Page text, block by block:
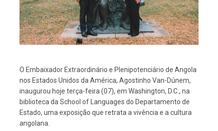
O Embaixador Extraordinário e Plenipotenciário de Angola
nos Estados Unidos da América, Agostinho Van-Dúnem,
inaugurou hoje terça-feira (07), em Washington, D.C., na
biblioteca da School of Languages do Departamento de
Estado, uma exposição que retrata a vivência e a cultura
angolana.